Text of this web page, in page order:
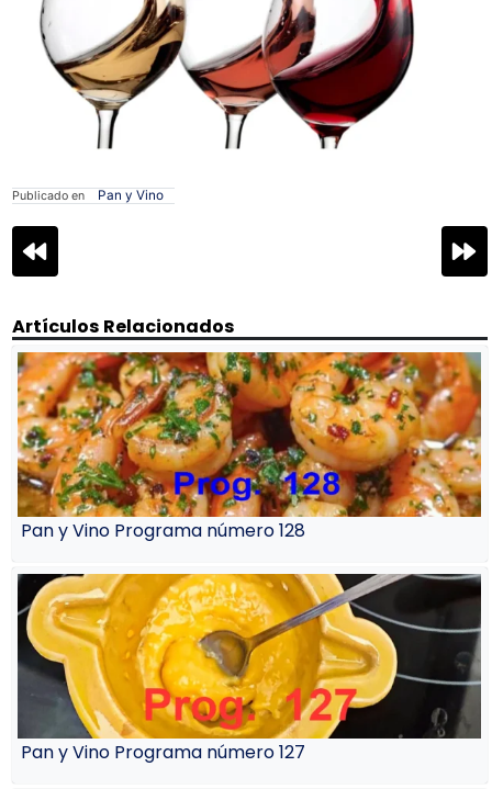
Publicado en Pan y Vino
Navegación
de
Artículos Relacionados
Pan y Vino Programa número 128
Pan y Vino Programa número 127